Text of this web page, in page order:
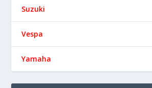
Suzuki
Vespa
Yamaha